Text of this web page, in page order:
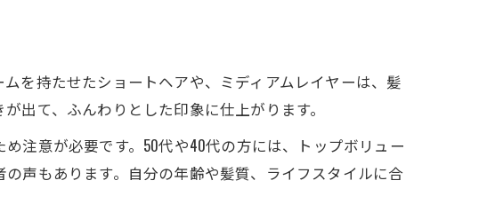
秘訣
ト
トの活用
を持たせたショートヘアや、ミディアムレイヤーは、髪
出て、ふんわりとした印象に仕上がります。
注意が必要です。50代や40代の方には、トップボリュー
声もあります。自分の年齢や髪質、ライフスタイルに合